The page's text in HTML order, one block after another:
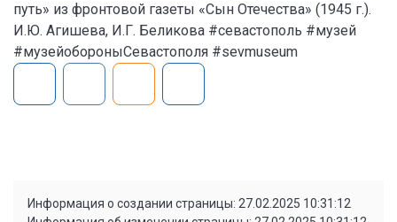
путь» из фронтовой газеты «Сын Отечества» (1945 г.).
И.Ю. Агишева, И.Г. Беликова #севастополь #музей
#музейобороныСевастополя #sevmuseum
Информация о создании страницы: 27.02.2025 10:31:12